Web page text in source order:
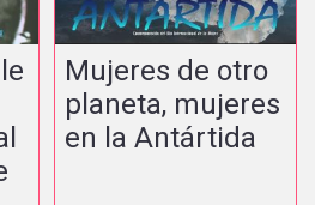
Mujeres de otro
planeta, mujeres
en la Antártida